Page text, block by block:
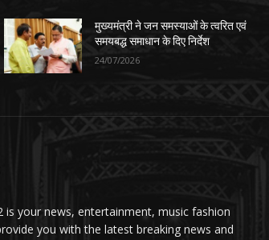
मुख्यमंत्री ने जन समस्याओं के त्वरित एवं
समयबद्ध समाधान के दिए निर्देश
24/07/2026
is your news, entertainment, music fashion
you with the latest breaking news and